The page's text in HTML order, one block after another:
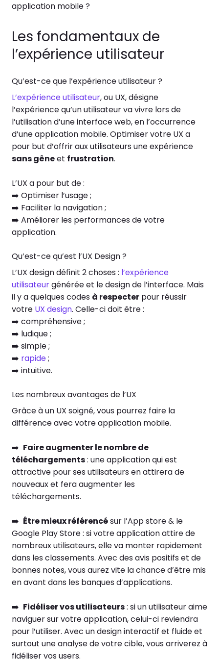
application mobile ?
Les fondamentaux de
l’expérience utilisateur
Qu’est-ce que l’expérience utilisateur ?
L’expérience utilisateur, ou UX, désigne
l’expérience qu’un utilisateur va vivre lors de
l’utilisation d’une interface web, en l’occurrence
d’une application mobile. Optimiser votre UX a
pour but d’offrir aux utilisateurs une expérience
sans gêneet frustration.
L’UX a pour but de :
➡️ Optimiser l’usage ;
➡️ Faciliter la navigation ;
➡️ Améliorer les performances de votre
application.
Qu’est-ce qu’est l’UX Design ?
L’UX design définit 2 choses : l’expérience
utilisateurgénérée et le design de l’interface. Mais
il y a quelques codes à respecter pour réussir
votre UX design. Celle-ci doit être :
➡️ compréhensive ;
➡️ ludique ;
➡️ simple ;
➡️ rapide;
➡️ intuitive.
Les nombreux avantages de l’UX
Grâce à un UX soigné, vous pourrez faire la
différence avec votre application mobile.
➡️ Faire augmenter le nombre de
téléchargements: une application qui est
attractive pour ses utilisateurs en attirera de
nouveaux et fera augmenter les
téléchargements.
➡️ Être mieux référencésur l’App store & le
Google Play Store : si votre application attire de
nombreux utilisateurs, elle va monter rapidement
dans les classements. Avec des avis positifs et de
bonnes notes, vous aurez vite la chance d’être mis
en avant dans les banques d’applications.
➡️ Fidéliser vos utilisateurs: si un utilisateur aime
naviguer sur votre application, celui-ci reviendra
pour l’utiliser. Avec un design interactif et fluide et
surtout une analyse de votre cible, vous arriverez à
fidéliser vos users.